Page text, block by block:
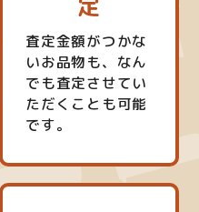
査定金額がつかな
いお品物も、なん
でも査定させてい
ただくことも可能
です。